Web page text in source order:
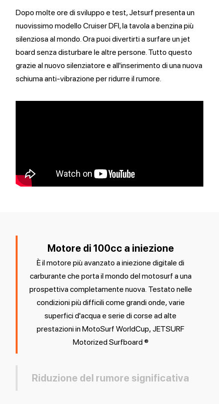
Dopo molte ore di sviluppo e test, Jetsurf presenta un
nuovissimo modello Cruiser DFI, la tavola a benzina più
silenziosa al mondo. Ora puoi divertirti a surfare un jet
board senza disturbare le altre persone. Tutto questo
grazie al nuovo silenziatore e all'inserimento di una nuova
schiuma anti-vibrazione per ridurre il rumore.
Motore di 100cc a iniezione
È il motore più avanzato a iniezione digitale di
carburante che porta il mondo del motosurf a una
prospettiva completamente nuova. Testato nelle
condizioni più difficili come grandi onde, varie
superfici d'acqua e serie di corse ad alte
prestazioni in MotoSurf WorldCup, JETSURF
Motorized Surfboard ®
Riduzione del rumore significativa